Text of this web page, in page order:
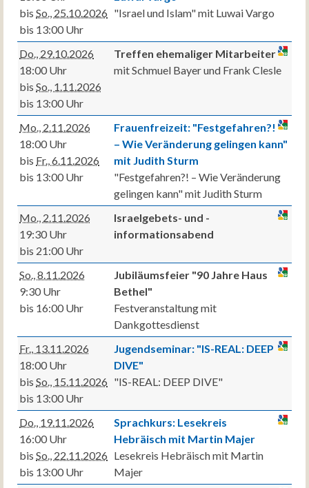
bis So., 25.10.2026
bis 13:00 Uhr
"Israel und Islam" mit Luwai Vargo
Do., 29.10.2026
18:00 Uhr
bis So., 1.11.2026
bis 13:00 Uhr
Treffen ehemaliger Mitarbeiter
mit Schmuel Bayer und Frank Clesle
Mo., 2.11.2026
18:00 Uhr
bis Fr., 6.11.2026
bis 13:00 Uhr
Frauenfreizeit: "Festgefahren?!
– Wie Veränderung gelingen kann"
mit Judith Sturm
"Festgefahren?! – Wie Veränderung
gelingen kann" mit Judith Sturm
Mo., 2.11.2026
19:30 Uhr
bis 21:00 Uhr
Israelgebets- und -
informationsabend
So., 8.11.2026
9:30 Uhr
bis 16:00 Uhr
Jubiläumsfeier "90 Jahre Haus
Bethel"
Festveranstaltung mit
Dankgottesdienst
Fr., 13.11.2026
18:00 Uhr
bis So., 15.11.2026
bis 13:00 Uhr
Jugendseminar: "IS-REAL: DEEP
DIVE"
"IS-REAL: DEEP DIVE"
Do., 19.11.2026
16:00 Uhr
bis So., 22.11.2026
bis 13:00 Uhr
Sprachkurs: Lesekreis
Hebräisch mit Martin Majer
Lesekreis Hebräisch mit Martin
Majer